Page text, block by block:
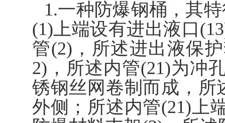
1.一种防爆钢桶，其
(1)上端设有进出液口
管(2)，所述进出液保
2)，所述内管(21)为冲
锈钢丝网卷制而成，所
外侧；所述内管(21)上